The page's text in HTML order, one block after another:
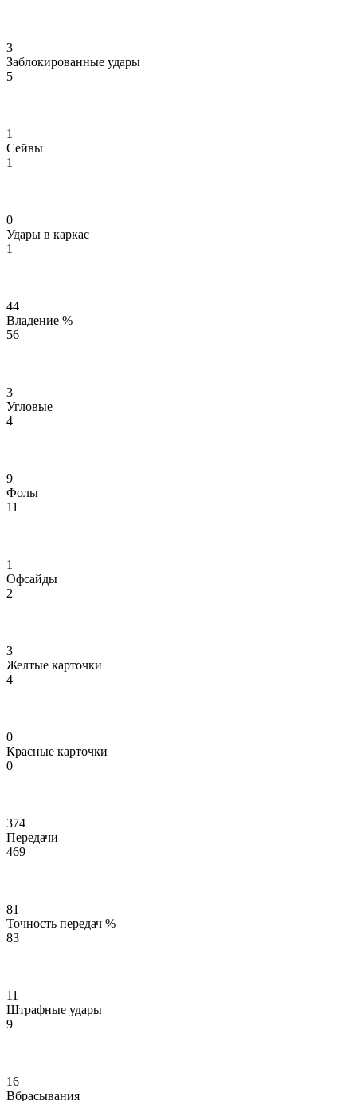
3
Заблокированные удары
5
1
Сейвы
1
0
Удары в каркас
1
44
Владение %
56
3
Угловые
4
9
Фолы
11
1
Офсайды
2
3
Желтые карточки
4
0
Красные карточки
0
374
Передачи
469
81
Точность передач %
83
11
Штрафные удары
9
16
Вбрасывания